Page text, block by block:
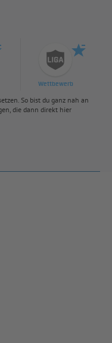
Wettbewerb
So bist du ganz nah an
die dann direkt hier